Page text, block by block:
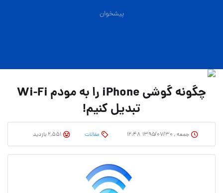
پیشخوان
چگونه گوشی iPhone را به مودم Wi-Fi
تبدیل کنیم!
جمعه , ۱۳۹۵/۰۷/۳۰ ۱۲:۴۸ مقالات